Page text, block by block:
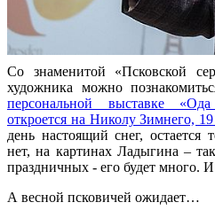
Со знаменитой «Псковской
художника можно
персональной выставке
откроется на Николу Зимнего, 19
день настоящий снег, остается
нет, на картинах Ладыгина –
праздничных - его будет много.
А весной псковичей ожидает…